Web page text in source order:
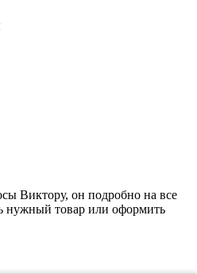
Виктору, он подробно на все
нужный товар или оформить